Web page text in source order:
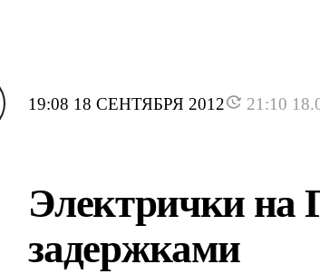
19:08 18 СЕНТЯБРЯ 2012 21:10
Электрички на
задержками